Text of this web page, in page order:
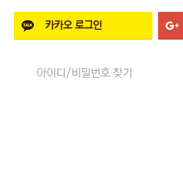
카카오로그인
아이디/비밀번호 찾기